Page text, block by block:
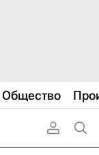
Общество